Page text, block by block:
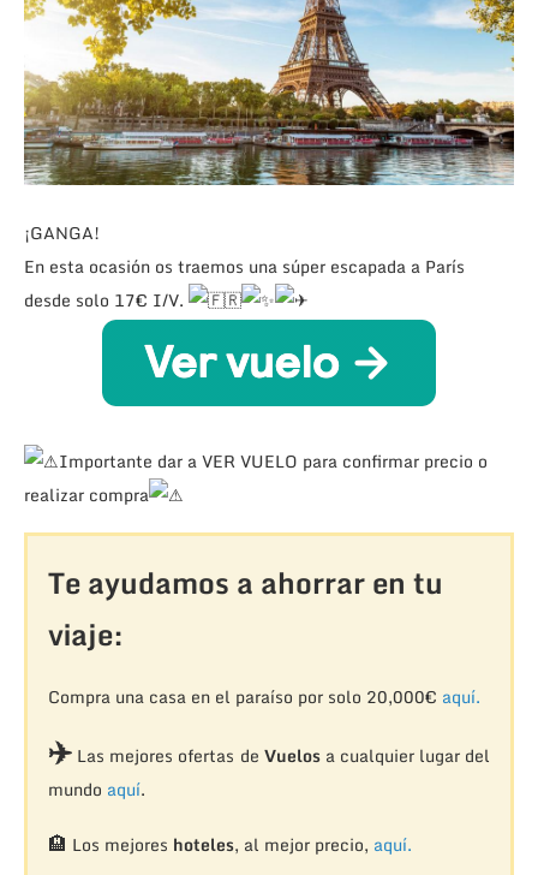
¡GANGA!
En esta ocasión os traemos una súper escapada a París
desde solo 17€ I/V.
Importante dar a VER VUELO para confirmar precio o
realizar compra
Te ayudamos a ahorrar en tu
viaje:
Compra una casa en el paraíso por solo 20,000€ aquí.
✈️Las mejores ofertas de Vuelosa cualquier lugar del
mundo aquí.
🏨 Los mejores hoteles, al mejor precio, aquí.